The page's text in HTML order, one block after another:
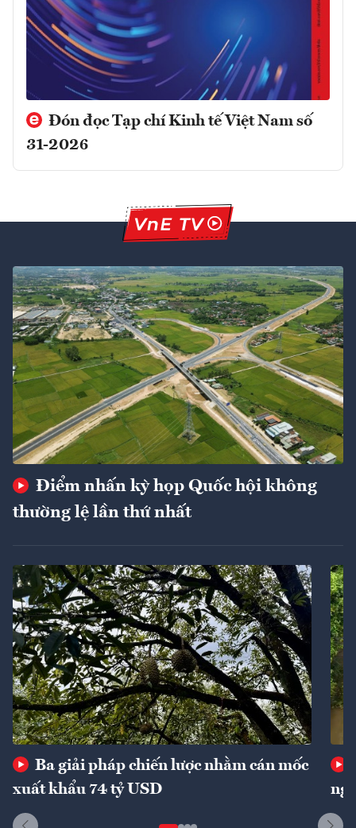
Đón đọc Tạp chí Kinh tế Việt Nam số
31-2026
Điểm nhấn kỳ họp Quốc hội không
thường lệ lần thứ nhất
Ba giải pháp chiến lược nhằm cán mốc
xuất khẩu 74 tỷ USD